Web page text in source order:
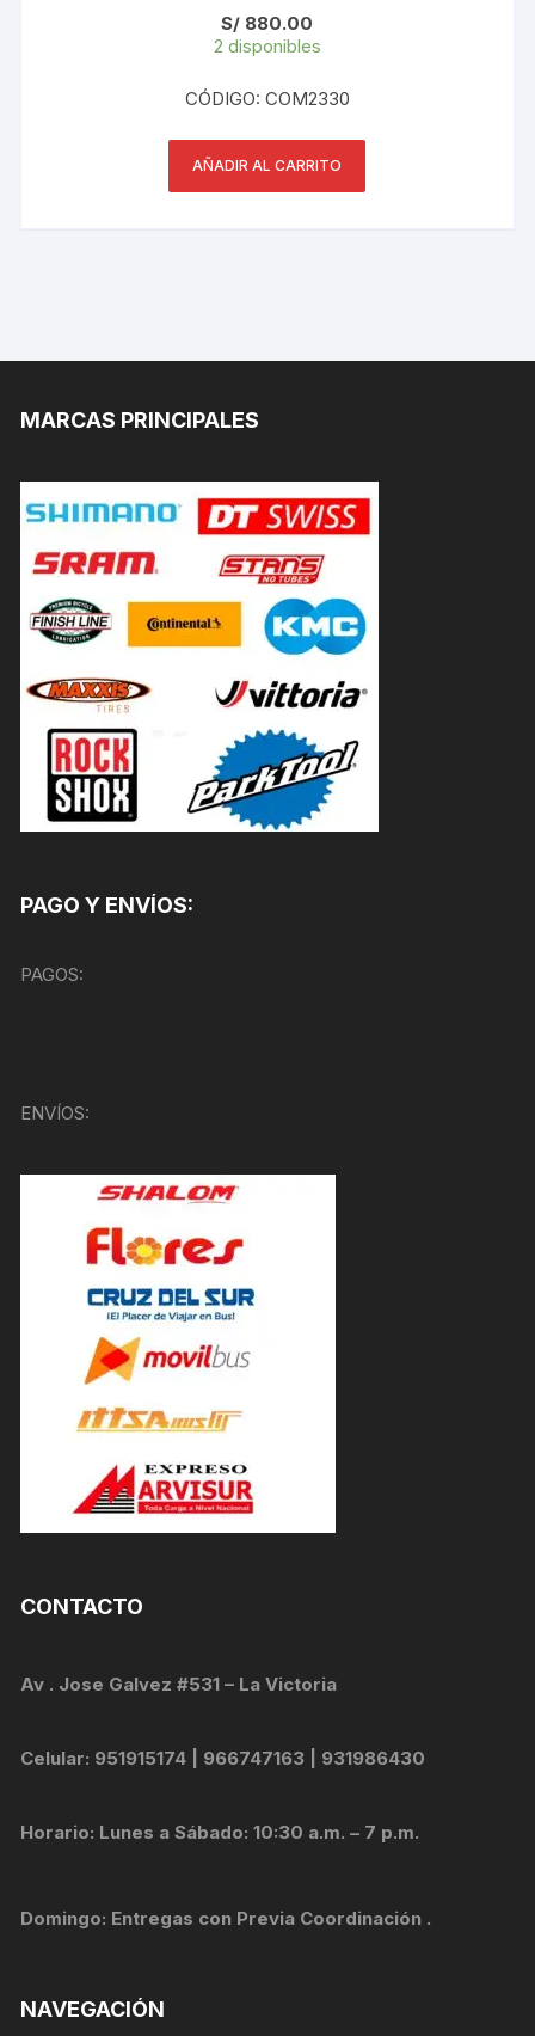
S/ 880.00
2 disponibles
CÓDIGO: COM2330
AÑADIR AL CARRITO
MARCAS PRINCIPALES
PAGO Y ENVÍOS:
PAGOS:
ENVÍOS:
CONTACTO
Av . Jose Galvez #531 – La Victoria
Celular: 951915174 | 966747163 | 931986430
Horario: Lunes a Sábado: 10:30 a.m. – 7 p.m.
Domingo: Entregas con Previa Coordinación .
NAVEGACIÓN